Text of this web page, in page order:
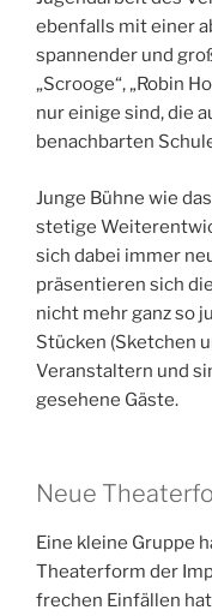
ebenfalls mit einer
spannender und
„Scrooge“, „Robin
nur einige sind, die
benachbarten
Junge Bühne wie
stetige
sich dabei immer
präsentieren sich
nicht mehr ganz so
Stücken (Sketchen
Veranstaltern und
gesehene Gäste.
Neue
Eine kleine Gruppe
Theaterform der
frechen Einfällen